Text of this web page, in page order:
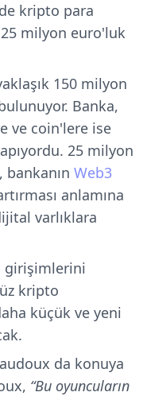
kripto para
milyon euro'luk
150 milyon
Banka,
ve coin'lere ise
25 milyon
bankanın Web3
anlamına
varlıklara
girişimlerini
kripto
küçük ve yeni
da konuya
“Bu oyuncuların